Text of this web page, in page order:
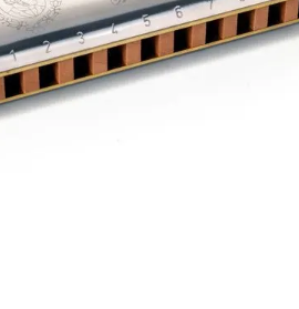
10. violin